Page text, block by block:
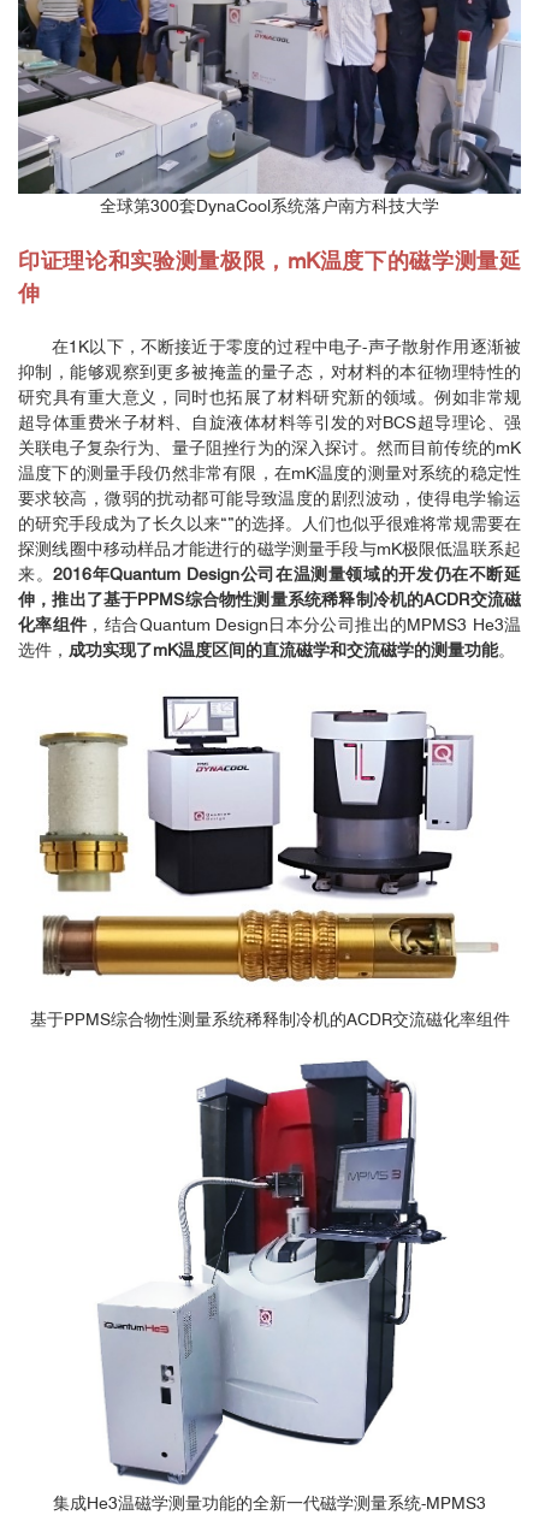
全球第300套DynaCool系统落户南方科技大学
印证理论和实验测量极限，mK温度下的磁学测量延
伸
在1K以下，不断接近于零度的过程中电子-声子散射作用逐渐被
抑制，能够观察到更多被掩盖的量子态，对材料的本征物理特性的
研究具有重大意义，同时也拓展了材料研究新的领域。例如非常规
超导体重费米子材料、自旋液体材料等引发的对BCS超导理论、强
关联电子复杂行为、量子阻挫行为的深入探讨。然而目前传统的mK
温度下的测量手段仍然非常有限，在mK温度的测量对系统的稳定性
要求较高，微弱的扰动都可能导致温度的剧烈波动，使得电学输运
的研究手段成为了长久以来“”的选择。人们也似乎很难将常规需要在
探测线圈中移动样品才能进行的磁学测量手段与mK极限低温联系起
来。2016年Quantum Design公司在温测量领域的开发仍在不断延
伸，推出了基于PPMS综合物性测量系统稀释制冷机的ACDR交流磁
化率组件 ，结合Quantum Design日本分公司推出的MPMS3 He3温
选件， 成功实现了mK温度区间的直流磁学和交流磁学的测量功能。
基于PPMS综合物性测量系统稀释制冷机的ACDR交流磁化率组件
集成He3温磁学测量功能的全新一代磁学测量系统-MPMS3